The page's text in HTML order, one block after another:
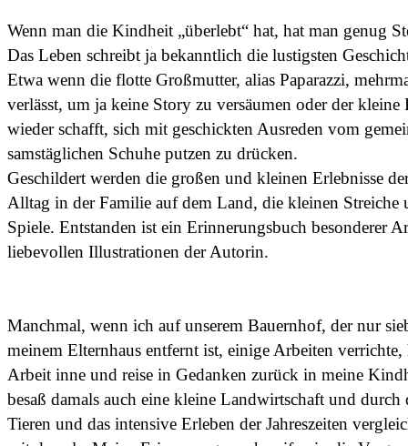
Wenn man die Kindheit „überlebt“ hat, hat man genug
Das Leben schreibt ja bekanntlich die lustigsten
Etwa wenn die flotte Großmutter, alias Paparazzi,
verlässt, um ja keine Story zu versäumen oder der kleine
wieder schafft, sich mit geschickten Ausreden vom
samstäglichen Schuhe putzen zu drücken.
Geschildert werden die großen und kleinen Erlebnisse
Alltag in der Familie auf dem Land, die kleinen Streiche
Spiele. Entstanden ist ein Erinnerungsbuch besonderer
liebevollen Illustrationen der Autorin.
Manchmal, wenn ich auf unserem Bauernhof, der nur
meinem Elternhaus entfernt ist, einige Arbeiten
Arbeit inne und reise in Gedanken zurück in meine
besaß damals auch eine kleine Landwirtschaft und
Tieren und das intensive Erleben der Jahreszeiten